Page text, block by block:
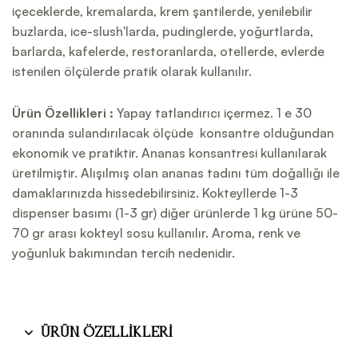
içeceklerde, kremalarda, krem şantilerde, yenilebilir
buzlarda, ice-slush'larda, pudinglerde, yoğurtlarda,
barlarda, kafelerde, restoranlarda, otellerde, evlerde
istenilen ölçülerde pratik olarak kullanılır.
Ürün Özellikleri : Yapay tatlandırıcı içermez. 1 e 30
oranında sulandırılacak ölçüde konsantre olduğundan
ekonomik ve pratiktir. Ananas konsantresi kullanılarak
üretilmiştir. Alışılmış olan ananas tadını tüm doğallığı ile
damaklarınızda hissedebilirsiniz. Kokteyllerde 1-3
dispenser basımı (1-3 gr) diğer ürünlerde 1 kg ürüne 50-
70 gr arası kokteyl sosu kullanılır. Aroma, renk ve
yoğunluk bakımından tercih nedenidir.
Ürün Özellikleri